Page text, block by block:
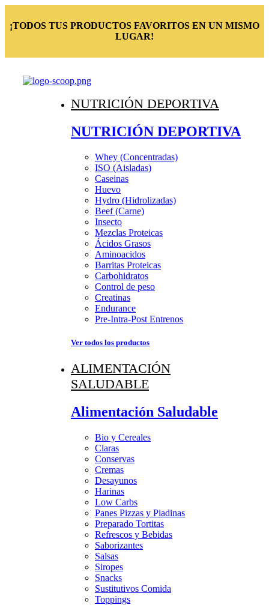
¡TODOS TUS PRODUCTOS FAVORITOS EN UN MISMO
LUGAR!
NUTRICIÓN DEPORTIVA
NUTRICIÓN DEPORTIVA
Whey (Concentradas)
ISO (Aisladas)
Caseinas
Huevo
Hydro (Hidrolizadas)
Beef (Carne)
Insecto
Mezclas Proteicas
Ácidos Grasos
Aminoacidos
Barritas Proteicas
Carbohidratos
Control de peso
Creatinas
Endurance
Pre-Intra-Post Entrenos
Ver todos los productos
ALIMENTACIÓN
SALUDABLE
Alimentación Saludable
Bio y Cereales
Claras
Conservas
Cremas
Desayunos
Harinas
Low Carbs
Panes Pizzas y Piadinas
Preparado Tortitas
Refrescos y Bebidas
Saborizantes
Salsas
Siropes
Snacks
Sustitutivos Comida
Toppings